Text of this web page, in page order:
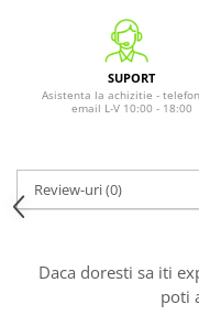
SUPORT
Asistenta la achizitie -
email L-V 10:00 - 18:00
Review-uri(0)
Daca doresti sa iti
poti